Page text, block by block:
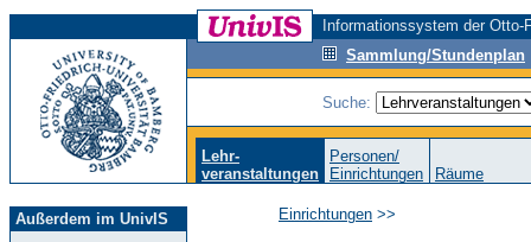
Informationssystem der
Sammlung/Stundenplan
Suche:
Lehr-
veranstaltungen
Personen/
Einrichtungen
Räume
Außerdem im UnivIS Einrichtungen >>